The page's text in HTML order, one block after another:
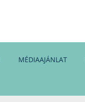
MÉDIAAJÁNLAT